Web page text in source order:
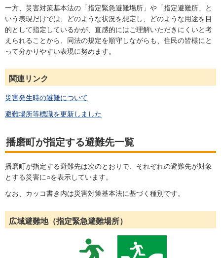
一方、災害対策基本法の「指定緊急避難場所」や「指定避難所」と
いう表現だけでは、どのような状況を想定し、どのような用途を目
的として指定しているかが、直感的にはご理解いただきにくいと考
えられることから、同法の規定を順守しながらも、住民の皆様にと
って分かりやすい表現に努めます。
関連リンク
災害発生時の避難について
避難場所等標識を更新しました
播磨町が指定する避難先一覧
播磨町が指定する避難先は次のとおりで、それぞれの避難先が対象
とする災害に○を表示しています。
なお、カッコ書き内は災害対策基本法に基づく種別です。
広域避難地（指定緊急避難場所）